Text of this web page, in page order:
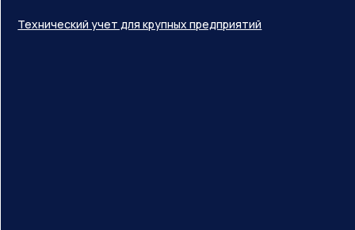
Технический учет для крупных предприятий